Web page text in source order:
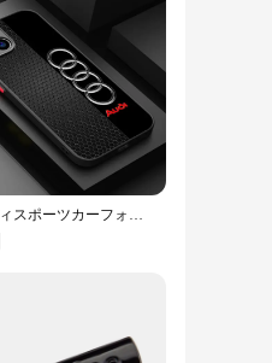
filter element is a
them from
it easier for
a DIY enthusiast,
filter element
With our
アウディスポーツカーフォンケース,iphone 16,15 pro max,14 plus,11,12,13 pro max,se,8,7,14 pro,x,xs,xr,15プロ、12ミニ